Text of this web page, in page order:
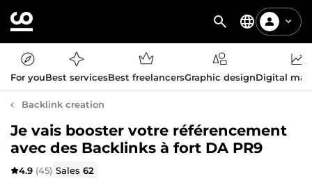
For youBest servicesBest freelancersGraphic designDigital
Backlink creation
Je vais booster votre référencement
avec des Backlinks à fort DA PR9
4.9 (45) Sales62